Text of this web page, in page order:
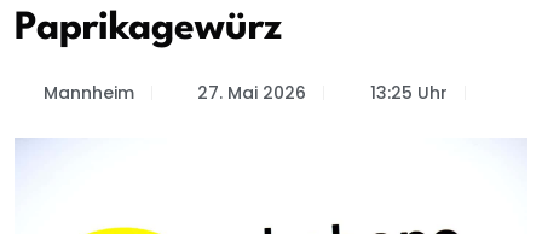
Paprikagewürz
Mannheim 27. Mai 2026 13:25 Uhr